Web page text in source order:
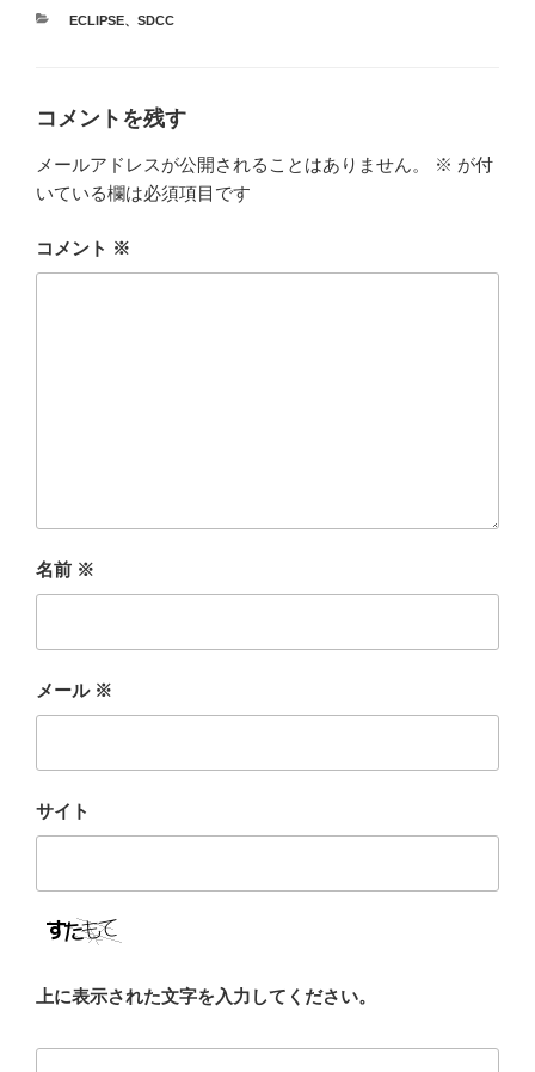
カ
ー
ECLIPSE、 SDCC
コメントを残す
メールアドレスが公開されることはありません。 ※ が付
いている欄は必須項目です
コメント ※
名前 ※
メール ※
サイト
上に表示された文字を入力してください。